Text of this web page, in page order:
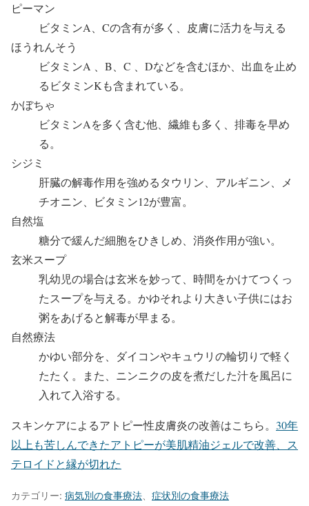
ピーマン
ビタミンA、Cの含有が多く、皮膚に活力を与える
ほうれんそう
ビタミンA 、B、C 、Dなどを含むほか、出血を止め
るビタミンKも含まれている。
かぼちゃ
ビタミンAを多く含む他、繊維も多く、排毒を早め
る。
シジミ
肝臓の解毒作用を強めるタウリン、アルギニン、メ
チオニン、ビタミン12が豊富。
自然塩
糖分で緩んだ細胞をひきしめ、消炎作用が強い。
玄米スープ
乳幼児の場合は玄米を妙って、時間をかけてつくっ
たスープを与える。かゆそれより大きい子供にはお
粥をあげると解毒が早まる。
自然療法
かゆい部分を、ダイコンやキュウリの輪切りで軽く
たたく。また、ニンニクの皮を煮だした汁を風呂に
入れて入浴する。
スキンケアによるアトピー性皮膚炎の改善はこちら。 30年
以上も苦しんできたアトピーが美肌精油ジェルで改善、ス
テロイドと縁が切れた
カテゴリー: 病気別の食事療法 症状別の食事療法